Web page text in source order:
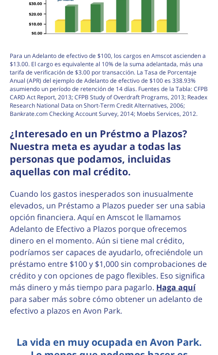
Para un Adelanto de efectivo de $100, los cargos en Amscot ascienden a
$13.00. El cargo es equivalente al 10% de la suma adelantada, más una
tarifa de verificación de $3.00 por transacción. La Tasa de Porcentaje
Anual (APR) del ejemplo de Adelanto de efectivo de $100 es 338.93%
asumiendo un período de retención de 14 días. Fuentes de la Tabla: CFPB
CARD Act Report, 2013; CFPB Study of Overdraft Programs, 2013; Readex
Research National Data on Short-Term Credit Alternatives, 2006;
Bankrate.com Checking Account Survey, 2014; Moebs Services, 2012.
¿Interesado en un Préstmo a Plazos?
Nuestra meta es ayudar a todas las
personas que podamos, incluidas
aquellas con mal crédito.
Cuando los gastos inesperados son inusualmente
elevados, un Préstamo a Plazos pueder ser una sabia
opción financiera. Aquí en Amscot le llamamos
Adelanto de Efectivo a Plazos porque ofrecemos
dinero en el momento. Aún si tiene mal crédito,
podríamos ser capaces de ayudarlo, ofreciéndole un
préstamo entre $100 y $1,000 sin comprobaciones de
crédito y con opciones de pago flexibles. Eso significa
más dinero y más tiempo para pagarlo. Haga aquí
para saber más sobre cómo obtener un adelanto de
efectivo a plazos en Avon Park.
La vida en muy ocupada en Avon Park.